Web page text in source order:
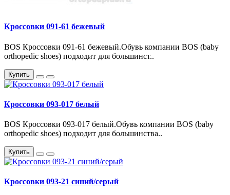
Кроссовки 091-61 бежевый
BOS Кроссовки 091-61 бежевый.Обувь компании BOS (baby
orthopedic shoes) подходит для большинст..
Купить
Кроссовки 093-017 белый
BOS Кроссовки 093-017 белый.Обувь компании BOS (baby
orthopedic shoes) подходит для большинства..
Купить
Кроссовки 093-21 синий/серый